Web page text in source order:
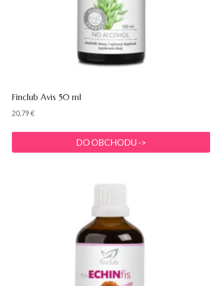
Finclub Avis 50 ml
20,79€
DO OBCHODU ->